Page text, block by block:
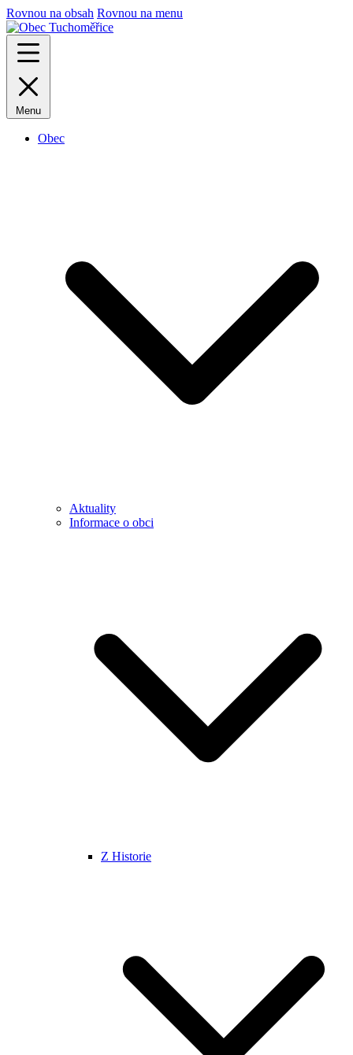
Rovnou na obsah Rovnou na menu
Menu
Obec
Aktuality
Informace o obci
Z Historie